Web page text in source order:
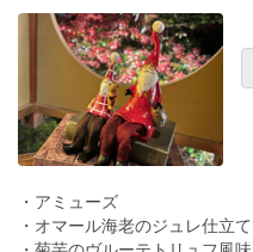
・アミューズ
・オマール海老のジュレ仕立て